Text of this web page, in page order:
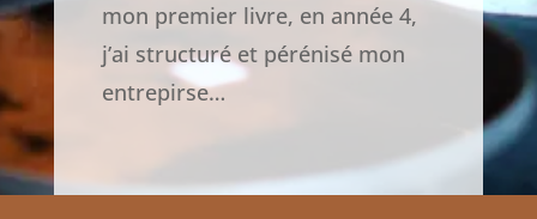
mon premier livre, en année 4,
j’ai structuré et pérénisé mon
entrepirse…